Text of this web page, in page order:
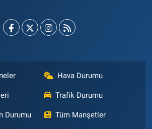
Hava Durumu
Trafik Durumu
Durumu
Tüm Manşetler